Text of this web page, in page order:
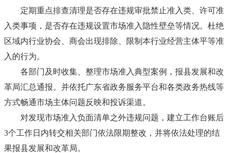
定期重点排查清理是否存在违规审批禁止准入类、许可准
入类事项，是否存在违规设置市场准入隐性壁垒等情况。杜绝
区域内行业协会、商会出现排除、限制本行业经营主体平等准
入的行为。
各部门及时收集、整理市场准入典型案例，报县发展和改
革局汇总通报。并依托广东省政务服务平台和各类政务热线等
方式畅通市场主体问题反映和投诉渠道。
对发现市场准入负面清单之外违规问题，建立工作台账后
3个工作日内转交相关部门依法限期整改，并将依法处理的结
果报县发展和改革局。